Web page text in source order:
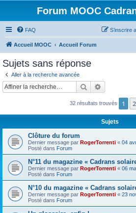
Forum MOOC
FAQ S’inscrire
Accueil MOOC Accueil Forum
Sujets sans réponse
Aller à la recherche avancée
Rechercher
32 résultats trouvés 1 2
Sujets
Clôture du forum
Dernier message par RogerTorrenti « 04
Posté dans Forum
N°11 du magazine « Cadrans
Dernier message par RogerTorrenti « 06
Posté dans Forum
N°10 du magazine « Cadrans
Dernier message par RogerTorrenti « 23
Posté dans Forum